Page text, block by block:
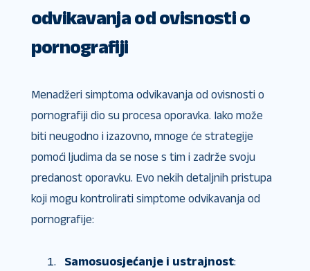
odvikavanja od ovisnosti o
pornografiji
Menadžeri simptoma odvikavanja od ovisnosti o
pornografiji dio su procesa oporavka. Iako može
biti neugodno i izazovno, mnoge će strategije
pomoći ljudima da se nose s tim i zadrže svoju
predanost oporavku. Evo nekih detaljnih pristupa
koji mogu kontrolirati simptome odvikavanja od
pornografije:
Samosuosjećanje i ustrajnost: